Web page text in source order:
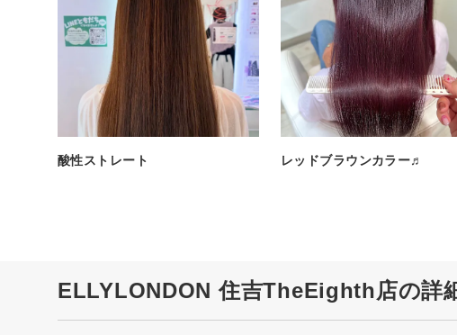
酸性ストレート レッドブラウンカラー♬
ELLYLONDON 住吉TheEighth店の詳